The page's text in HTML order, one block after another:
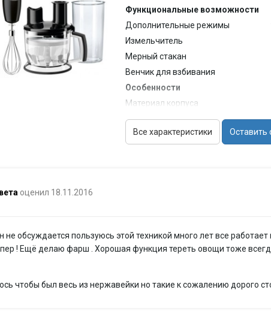
Функциональные возможности
Дополнительные режимы
Измельчитель
Мерный стакан
Венчик для взбивания
Особенности
Материал корпуса
Материал погружной части
Отверстие для ингредиентов
Все характеристики Оставить
оценил 18.11.2016
не обсуждается пользуюсь этой техникой много лет все
! Ещё делаю фарш . Хорошая функция тереть овощи тоже
чтобы был весь из нержавейки но такие к сожалению дорого